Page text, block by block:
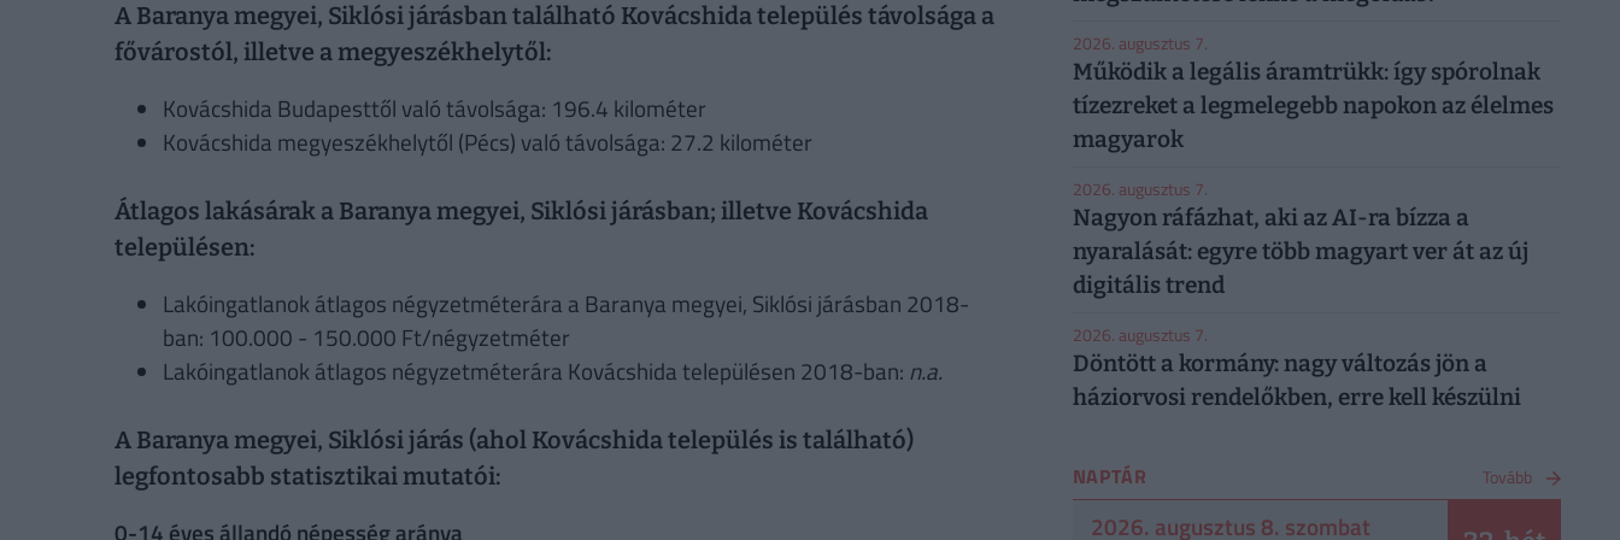
A Baranya megyei, Siklósi járásban található Kovácshida település távolsága a
fővárostól, illetve a megyeszékhelytől:
Kovácshida Budapesttől való távolsága: 196.4 kilométer
Kovácshida megyeszékhelytől (Pécs) való távolsága: 27.2 kilométer
Átlagos lakásárak a Baranya megyei, Siklósi járásban; illetve Kovácshida
településen:
Lakóingatlanok átlagos négyzetméterára a Baranya megyei, Siklósi járásban 2018-
ban: 100.000 - 150.000 Ft/négyzetméter
Lakóingatlanok átlagos négyzetméterára Kovácshida településen 2018-ban: n.a.
A Baranya megyei, Siklósi járás (ahol Kovácshida település is található)
legfontosabb statisztikai mutatói:
0-14 éves állandó népesség aránya
2026. augusztus 7.
Működik a legális áramtrükk: így spórolnak
tízezreket a legmelegebb napokon az élelmes
magyarok
2026. augusztus 7.
Nagyon ráfázhat, aki az AI-ra bízza a
nyaralását: egyre több magyart ver át az új
digitális trend
2026. augusztus 7.
Döntött a kormány: nagy változás jön a
háziorvosi rendelőkben, erre kell készülni
NAPTÁR Tovább
2026. augusztus 8. szombat